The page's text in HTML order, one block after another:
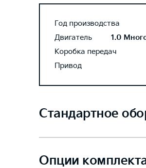
Год производства
Двигатель
1.0
Коробка передач
Привод
Стандартное
Опции